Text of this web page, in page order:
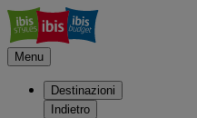
Menu
Destinazioni
Indietro